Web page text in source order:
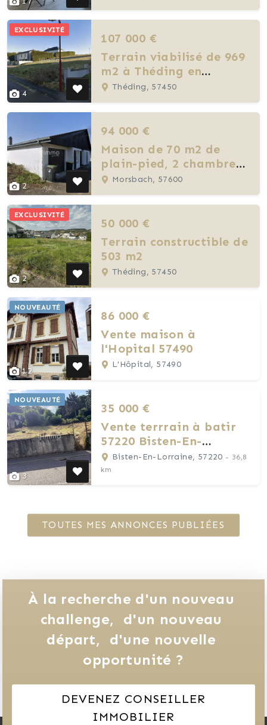
4
EXCLUSIVITÉ
107 000 €
Terrain viabilisé de 969
m2 à Théding en
impasse
Théding, 57450
2
94 000 €
Maison de 70 m2 de
plain-pied, 2 chambres,
actuellement louée.
Morsbach, 57600
2
EXCLUSIVITÉ
50 000 €
Terrain constructible de
503 m2
Théding, 57450
12
NOUVEAUTÉ
86 000 €
Vente maison à
l'Hopital 57490
L'Hôpital, 57490
3
NOUVEAUTÉ
35 000 €
Vente terrrain à batir
57220 Bisten-En-
Lorraine
Bisten-En-Lorraine, 57220 - 36,8
km
TOUTES MES ANNONCES PUBLIÉES
À la recherche d'un nouveau
challenge,
d'un nouveau
départ,
d'une nouvelle
opportunité ?
DEVENEZ CONSEILLER
IMMOBILIER